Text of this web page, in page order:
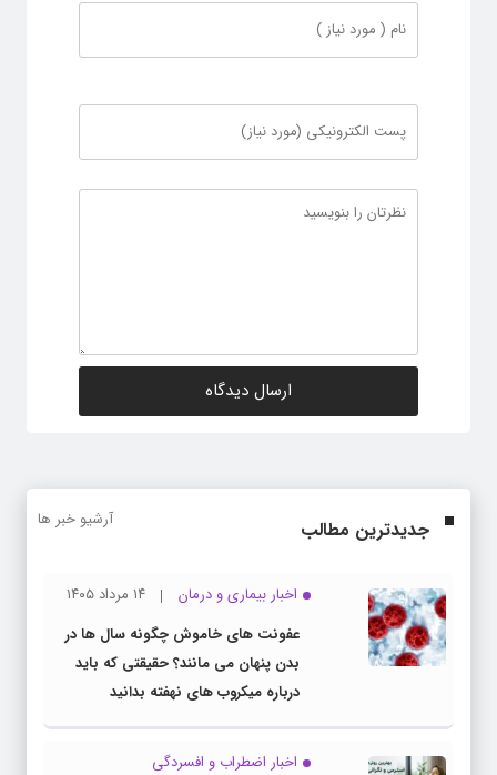
جدیدترین مطالب آرشیو خبر ها
اخبار بیماری و درمان
۱۴ مرداد ۱۴۰۵
عفونت های خاموش چگونه سال ها در
بدن پنهان می مانند؟ حقیقتی که باید
درباره میکروب های نهفته بدانید
اخبار اضطراب و افسردگی